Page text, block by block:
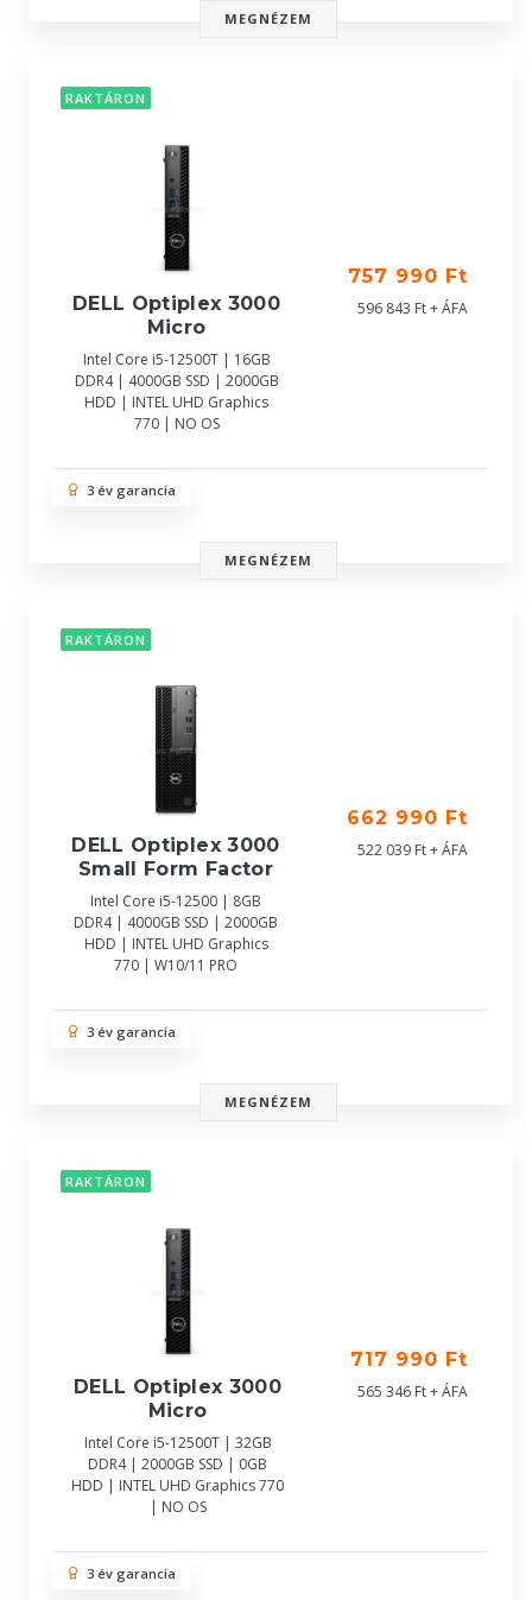
MEGNÉZEM
RAKTÁRON
DELL Optiplex 3000
Micro
Intel Core i5-12500T | 16GB
DDR4 | 4000GB SSD | 2000GB
HDD | INTEL UHD Graphics
770 | NO OS
757 990 Ft
596 843 Ft + ÁFA
3 év garancia
MEGNÉZEM
RAKTÁRON
DELL Optiplex 3000
Small Form Factor
Intel Core i5-12500 | 8GB
DDR4 | 4000GB SSD | 2000GB
HDD | INTEL UHD Graphics
770 | W10/11 PRO
662 990 Ft
522 039 Ft + ÁFA
3 év garancia
MEGNÉZEM
RAKTÁRON
DELL Optiplex 3000
Micro
Intel Core i5-12500T | 32GB
DDR4 | 2000GB SSD | 0GB
HDD | INTEL UHD Graphics 770
| NO OS
717 990 Ft
565 346 Ft + ÁFA
3 év garancia